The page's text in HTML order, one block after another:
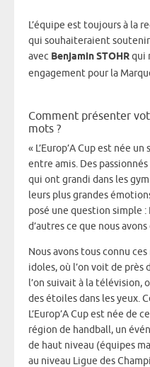
L’équipe est toujours à la
qui souhaiteraient
avec Benjamin STOHRqui
engagement pour la
Comment présenter
mots ?
« L’Europ’A Cup est née
entre amis. Des
qui ont grandi dans les
leurs plus grandes
posé une question simple
d’autres ce que nous
Nous avons tous connu
idoles, où l’on voit de près
l’on suivait à la télévision,
des étoiles dans les yeux.
L’Europ’A Cup est née de
région de handball, un
de haut niveau (équipes
au niveau Ligue des